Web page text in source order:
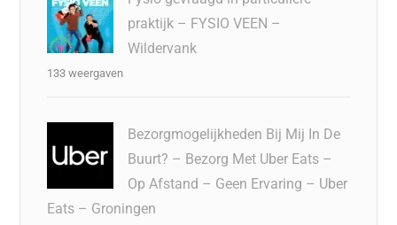
praktijk – FYSIO VEEN –
Wildervank
133 weergaven
Bezorgmogelijkheden Bij Mij In De
Buurt? – Bezorg Met Uber Eats –
Op Afstand – Geen Ervaring – Uber
Eats – Groningen